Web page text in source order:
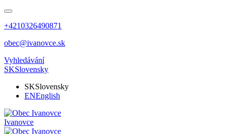
+4210326490871
obec@ivanovce.sk
Vyhledávání
SKSlovensky
SKSlovensky
ENEnglish
Ivanovce